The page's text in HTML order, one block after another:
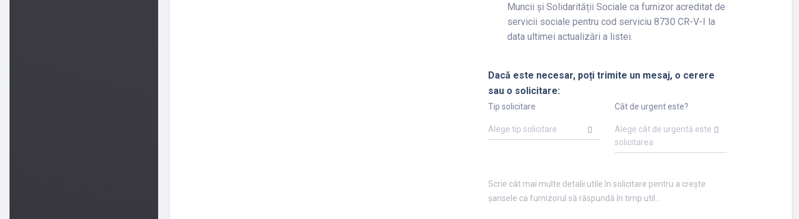
Muncii și Solidarității Sociale ca furnizor acreditat de
servicii sociale pentru cod serviciu 8730 CR-V-I la
data ultimei actualizări a listei.
Dacă este necesar, poți trimite un mesaj, o cerere
sau o solicitare:
Tip solicitare
Alege tip solicitare
Cât de urgent este?
Alege cât de urgentă este
solicitarea